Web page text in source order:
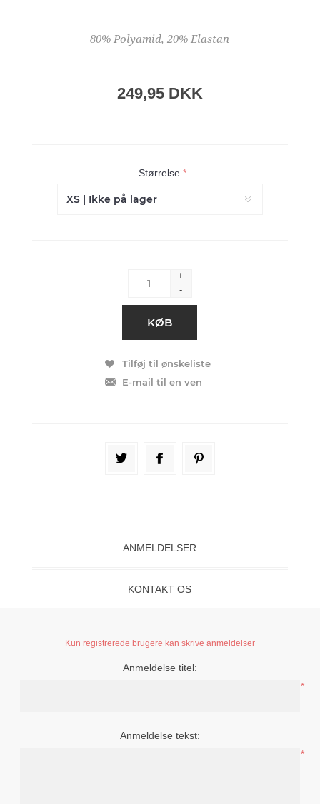
80% Polyamid, 20% Elastan
249,95 DKK
Størrelse*
+
-
ANMELDELSER
KONTAKT OS
Kun registrerede brugere kan skrive anmeldelser
Anmeldelse titel:
*
Anmeldelse tekst:
*